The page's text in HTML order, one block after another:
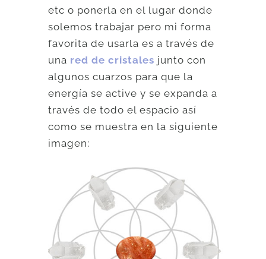
etc o ponerla en el lugar donde
solemos trabajar pero mi forma
favorita de usarla es a través de
una red de cristales junto con
algunos cuarzos para que la
energía se active y se expanda a
través de todo el espacio así
como se muestra en la siguiente
imagen: